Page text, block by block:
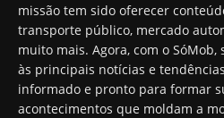
missão tem sido oferecer
transporte público, mercado
muito mais. Agora, com o
às principais notícias e
informado e pronto para formar
acontecimentos que moldam a